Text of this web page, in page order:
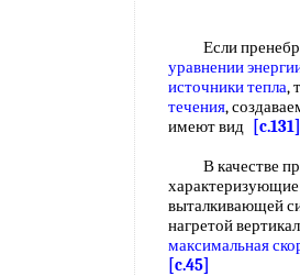
Если
уравнении
источники тепла,
течения,
имеют вид
[c.131]
В качестве
характеризующие
выталкивающей
нагретой
максимальная
[c.45]